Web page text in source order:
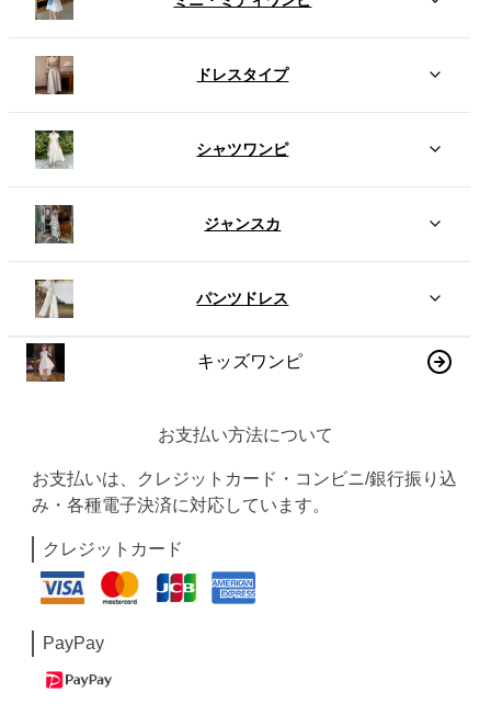
ドレスタイプ
シャツワンピ
ジャンスカ
パンツドレス
キッズワンピ
お支払い方法について
お支払いは、クレジットカード・コンビニ/銀行振り込
み・各種電子決済に対応しています。
クレジットカード
PayPay